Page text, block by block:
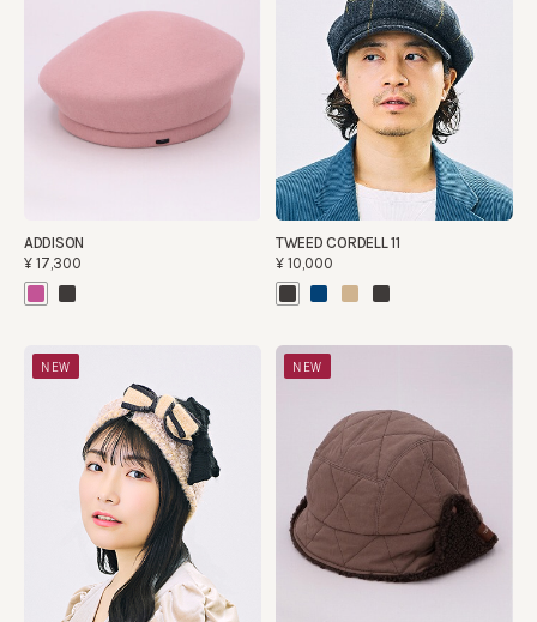
ADDISON
¥17,300
TWEED CORDELL 11
¥10,000
NEW NEW